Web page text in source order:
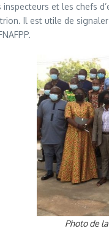
et les chefs
Il est utile de
Photo de